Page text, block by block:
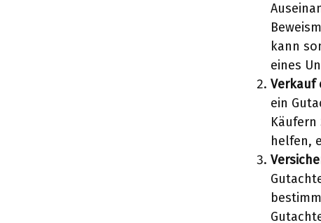
kann
eines
Verkauf
ein
helfen,